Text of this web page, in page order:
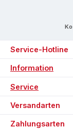
Service-Hotline
Information
Service
Versandarten
Zahlungsarten